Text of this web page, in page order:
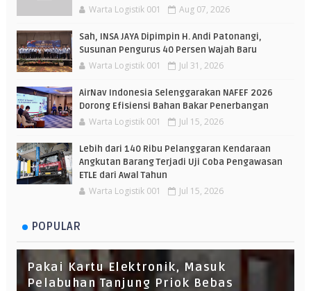
Warta Logistik 001 Aug 07, 2026
Sah, INSA JAYA Dipimpin H. Andi Patonangi,
Susunan Pengurus 40 Persen Wajah Baru
Warta Logistik 001 Jul 31, 2026
AirNav Indonesia Selenggarakan NAFEF 2026
Dorong Efisiensi Bahan Bakar Penerbangan
Warta Logistik 001 Jul 15, 2026
Lebih dari 140 Ribu Pelanggaran Kendaraan
Angkutan Barang Terjadi Uji Coba Pengawasan
ETLE dari Awal Tahun
Warta Logistik 001 Jul 15, 2026
POPULAR
Pakai Kartu Elektronik, Masuk
Pelabuhan Tanjung Priok Bebas